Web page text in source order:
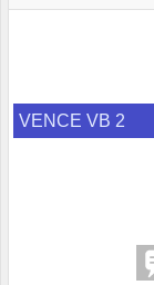
VENCE VB 2